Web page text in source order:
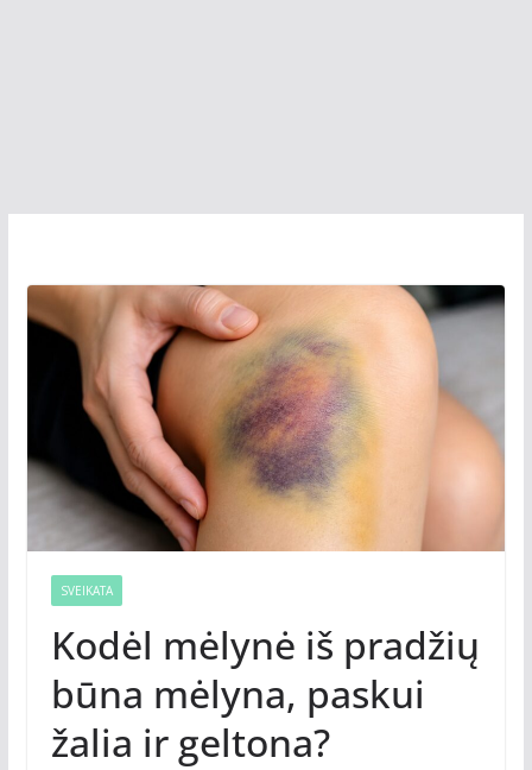
SVEIKATA
Kodėl mėlynė iš pradžių
būna mėlyna, paskui
žalia ir geltona?